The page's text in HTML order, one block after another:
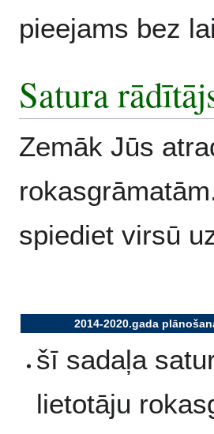
pieejams bez
Satura
Zemāk Jūs
spiediet virsū
2014-2020.gada
šī sadaļa
lietotāju